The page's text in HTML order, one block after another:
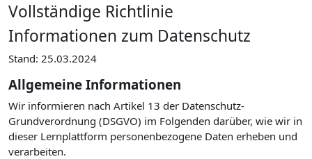
Vollständige Richtlinie
Informationen zum Datenschutz
Stand: 25.03.2024
Allgemeine Informationen
Wir informieren nach Artikel 13 der Datenschutz-
Grundverordnung (DSGVO) im Folgenden darüber, wie wir in
dieser Lernplattform personenbezogene Daten erheben und
verarbeiten.